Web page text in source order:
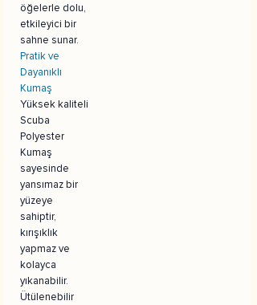
öğelerle dolu,
etkileyici bir
sahne sunar.
Pratik ve
Dayanıklı
Kumaş
Yüksek kaliteli
Scuba
Polyester
Kumaş
sayesinde
yansımaz bir
yüzeye
sahiptir,
kırışıklık
yapmaz ve
kolayca
yıkanabilir.
Ütülenebilir